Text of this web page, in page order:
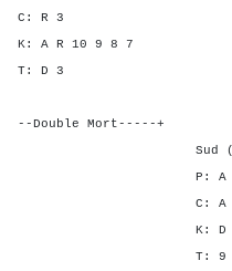
C: R 3
K: A R
T: D
--Double Mort-----+
Sud
P: A 5 3
C: A V 9
K: D 5
T: 9 6 5